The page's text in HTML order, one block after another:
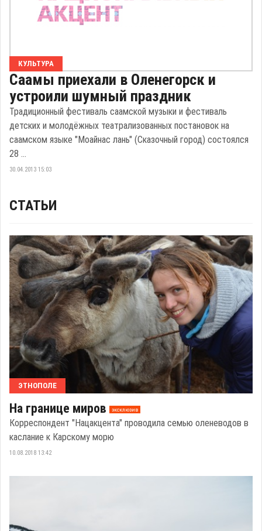
КУЛЬТУРА
Саамы приехали в Оленегорск и
устроили шумный праздник
Традиционный фестиваль саамской музыки и фестиваль
детских и молодёжных театрализованных постановок на
саамском языке "Моайнас лань" (Сказочный город) состоялся
28 ...
30.04.2013 15:03
СТАТЬИ
ЭТНОПОЛЕ
На границе миров эксклюзив
Корреспондент "Нацакцента" проводила семью оленеводов в
каслание к Карскому морю
10.08.2018 13:42